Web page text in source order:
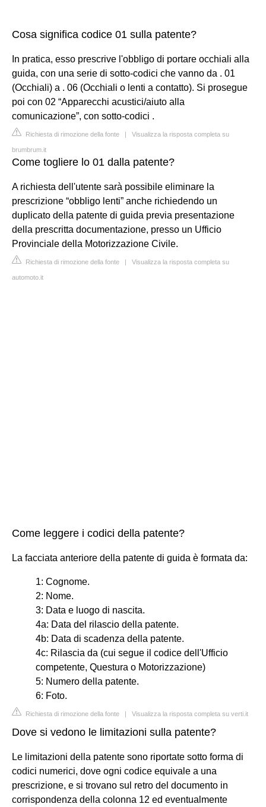
Cosa significa codice 01 sulla patente?
In pratica, esso prescrive l'obbligo di portare occhiali alla
guida, con una serie di sotto-codici che vanno da . 01
(Occhiali) a . 06 (Occhiali o lenti a contatto). Si prosegue
poi con 02 “Apparecchi acustici/aiuto alla
comunicazione”, con sotto-codici .
Richiesta di rimozione della fonte | Visualizza la risposta completa su
brumbrum.it
Come togliere lo 01 dalla patente?
A richiesta dell'utente sarà possibile eliminare la
prescrizione “obbligo lenti” anche richiedendo un
duplicato della patente di guida previa presentazione
della prescritta documentazione, presso un Ufficio
Provinciale della Motorizzazione Civile.
Richiesta di rimozione della fonte | Visualizza la risposta completa su
automoto.it
Come leggere i codici della patente?
La facciata anteriore della patente di guida è formata da:
1: Cognome.
2: Nome.
3: Data e luogo di nascita.
4a: Data del rilascio della patente.
4b: Data di scadenza della patente.
4c: Rilascia da (cui segue il codice dell'Ufficio
competente, Questura o Motorizzazione)
5: Numero della patente.
6: Foto.
Richiesta di rimozione della fonte | Visualizza la risposta completa su verti.it
Dove si vedono le limitazioni sulla patente?
Le limitazioni della patente sono riportate sotto forma di
codici numerici, dove ogni codice equivale a una
prescrizione, e si trovano sul retro del documento in
corrispondenza della colonna 12 ed eventualmente